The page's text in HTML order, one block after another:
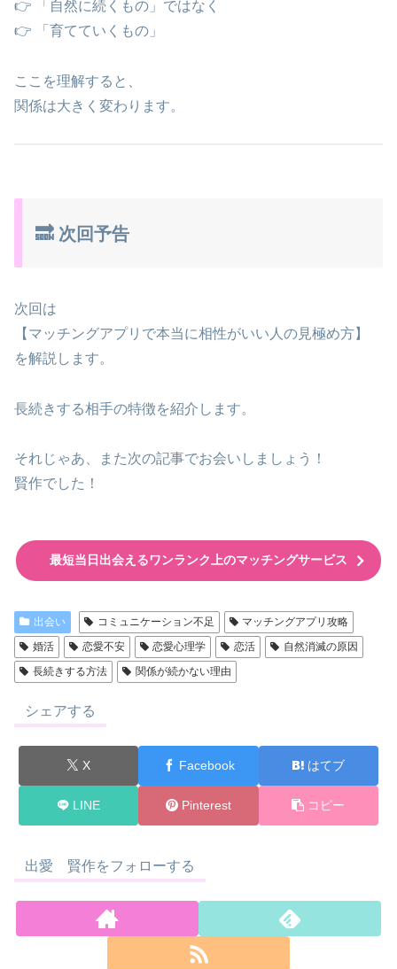
👉 「自然に続くもの」ではなく
👉 「育てていくもの」
ここを理解すると、
関係は大きく変わります。
🔜 次回予告
次回は
【マッチングアプリで本当に相性がいい人の見極め方】
を解説します。
長続きする相手の特徴を紹介します。
それじゃあ、また次の記事でお会いしましょう！
賢作でした！
最短当日出会えるワンランク上のマッチングサービス
出会い コミュニケーション不足
マッチングアプリ攻略
婚活
恋愛不安 恋愛心理学 恋活
自然消滅の原因
長続きする方法
関係が続かない理由
シェアする
X Facebook はてブ
LINE Pinterest コピー
出愛 賢作をフォローする